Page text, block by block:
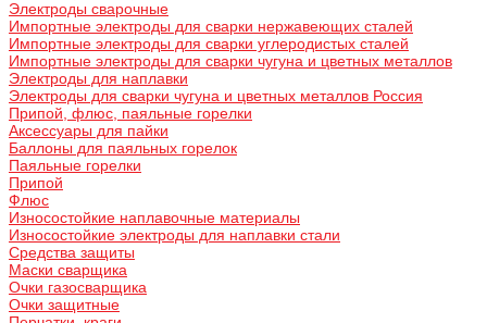
Электроды сварочные
Импортные электроды для сварки нержавеющих сталей
Импортные электроды для сварки углеродистых сталей
Импортные электроды для сварки чугуна и цветных металлов
Электроды для наплавки
Электроды для сварки чугуна и цветных металлов Россия
Припой, флюс, паяльные горелки
Аксессуары для пайки
Баллоны для паяльных горелок
Паяльные горелки
Припой
Флюс
Износостойкие наплавочные материалы
Износостойкие электроды для наплавки стали
Средства защиты
Маски сварщика
Очки газосварщика
Очки защитные